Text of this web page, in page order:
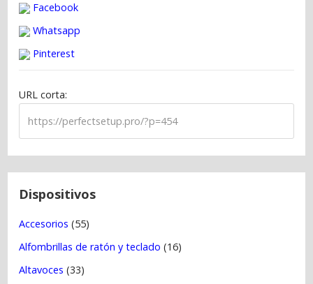
e
n
Facebook
Whatsapp
Pinterest
URL corta:
Dispositivos
Accesorios (55)
Alfombrillas de ratón y teclado (16)
Altavoces (33)